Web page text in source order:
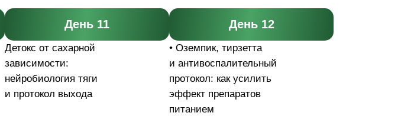
День 11
Детокс от сахарной
зависимости:
нейробиология тяги
и протокол выхода
День 12
• Оземпик, тирзетта
и антивоспалительный
протокол: как усилить
эффект препаратов
питанием